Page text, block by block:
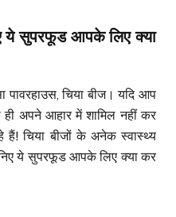
ये सुपरफूड आपके लिए क्या
पावरहाउस, चिया बीज। यदि आप
अपने आहार में शामिल नहीं कर
चिया बीजों के अनेक स्वास्थ्य
ये सुपरफूड आपके लिए क्या कर